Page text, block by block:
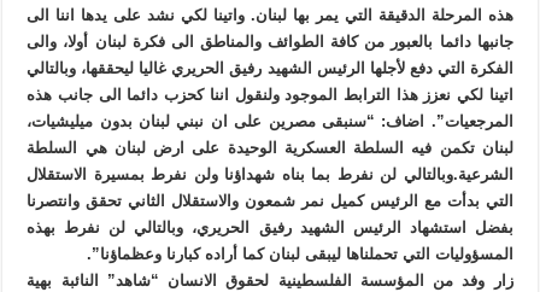
هذه المرحلة الدقيقة التي يمر بها لبنان. واتينا لكي نشد على يدها اننا الى
جانبها دائما بالعبور من كافة الطوائف والمناطق الى فكرة لبنان أولا، والى
الفكرة التي دفع لأجلها الرئيس الشهيد رفيق الحريري غاليا ليحققها، وبالتالي
اتينا لكي نعزز هذا الترابط الموجود ولنقول اننا كحزب دائما الى جانب هذه
المرجعيات”. اضاف: “سنبقى مصرين على ان نبني لبنان بدون ميليشيات،
لبنان تكمن فيه السلطة العسكرية الوحيدة على ارض لبنان هي السلطة
الشرعية.وبالتالي لن نفرط بما بناه شهداؤنا ولن نفرط بمسيرة الاستقلال
التي بدأت مع الرئيس كميل نمر شمعون والاستقلال الثاني تحقق وانتصرنا
بفضل استشهاد الرئيس الشهيد رفيق الحريري، وبالتالي لن نفرط بهذه
المسؤوليات التي تحملناها ليبقى لبنان كما أراده كبارنا وعظماؤنا”.
زار وفد من المؤسسة الفلسطينية لحقوق الانسان “شاهد” النائبة بهية